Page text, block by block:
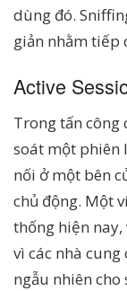
dùng đó.
giản nhằm tiếp
Active
Trong tấn công
soát một phiên
nối ở một bên
chủ động. Một
thống hiện
vì các nhà
ngẫu nhiên